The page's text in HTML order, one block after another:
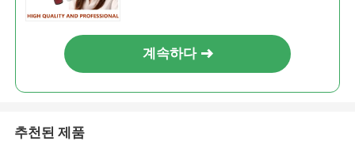
계속하다
추천된 제품